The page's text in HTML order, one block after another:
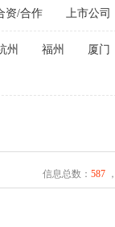
资/合作 上市公司
州 福州 厦门
信息总数： 587